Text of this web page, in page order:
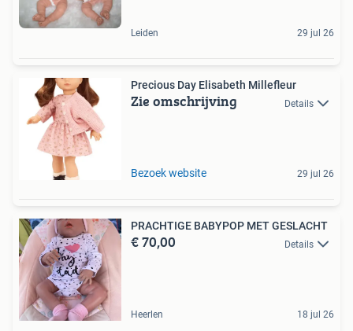
Leiden 29 jul 26
Precious Day Elisabeth Millefleur
Zie omschrijving Details
Bezoek website 29 jul 26
PRACHTIGE BABYPOP MET GESLACHT
€ 70,00 Details
Heerlen 18 jul 26